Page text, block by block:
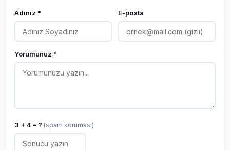
Adınız * E-posta
Yorumunuz *
3 + 4 = ? (spam koruması)